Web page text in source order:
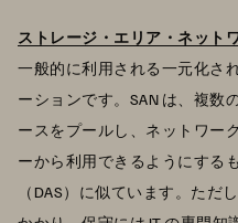
ストレージ・エリア・ネット
一般的に利用される一元化さ
ーションです。SAN は、複数
ースをプールし、ネットワー
ーから利用できるようにする
（DAS）に似ています。ただ